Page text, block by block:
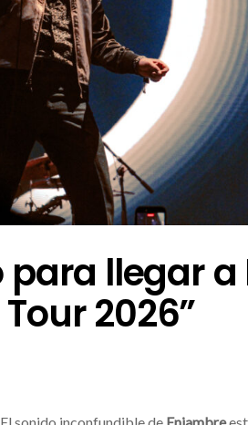
llegar a
2026”
El sonido inconfundible de Enjambre